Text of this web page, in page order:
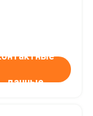
данные